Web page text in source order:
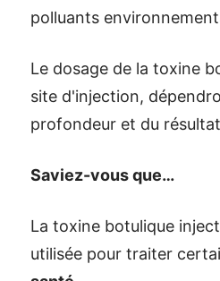
polluants
Le dosage de la toxine
site d'injection,
profondeur et du
Saviez-vous que…
La toxine botulique
utilisée pour traiter